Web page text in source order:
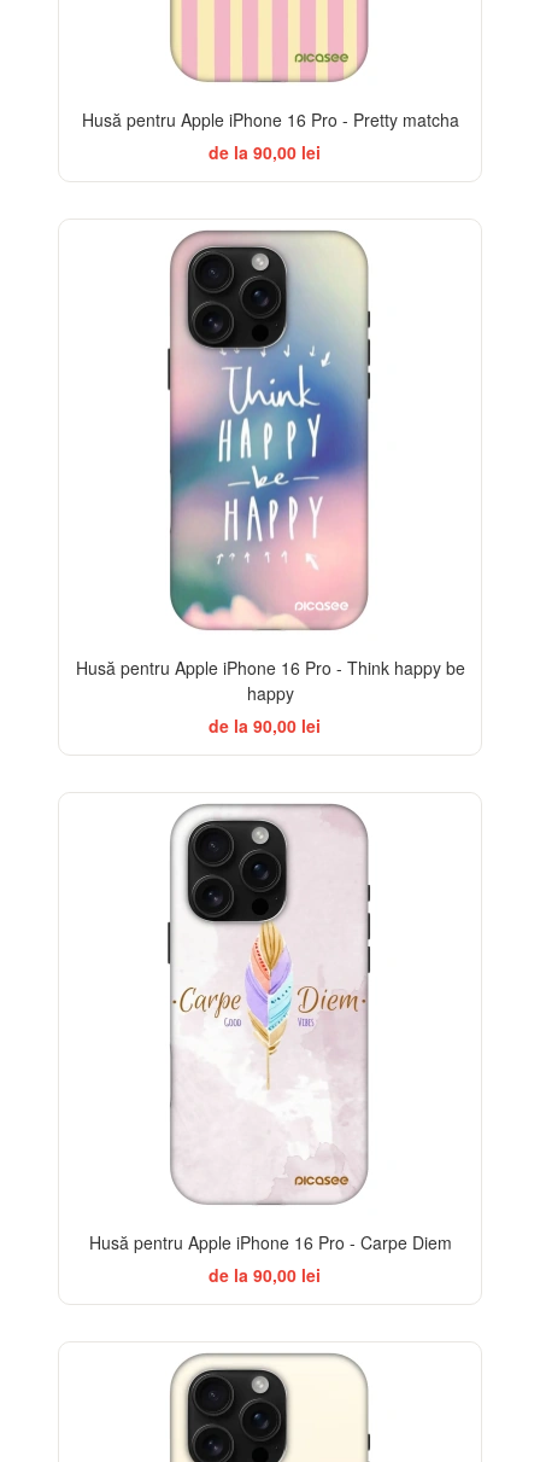
Husă pentru Apple iPhone 16 Pro - Pretty matcha
de la 90,00 lei
Husă pentru Apple iPhone 16 Pro - Think happy be
happy
de la 90,00 lei
Husă pentru Apple iPhone 16 Pro - Carpe Diem
de la 90,00 lei